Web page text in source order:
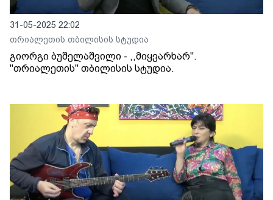
31-05-2025 22:02
თრიალეთის თბილისის სტუდია
გიორგი ბუშელაშვილი - ,,მიყვარხარ".
"თრიალეთის" თბილისის სტუდია.